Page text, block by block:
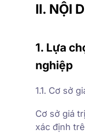
II. NỘI
1. Lựa
nghiệp
1.1. Cơ sở
Cơ sở giá
xác định